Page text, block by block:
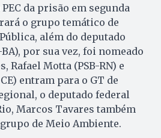
da prisão em segunda
o grupo temático de
além do deputado
por sua vez, foi nomeado
Rafael Motta (PSB-RN) e
entram para o GT de
o deputado federal
Marcos Tavares também
de Meio Ambiente.